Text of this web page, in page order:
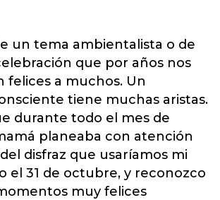
un tema ambientalista o de
que por años nos
felices a muchos. Un
tiene muchas aristas.
durante todo el mes de
planeaba con atención
disfraz que usaríamos mi
el 31 de octubre, y reconozco
muy felices